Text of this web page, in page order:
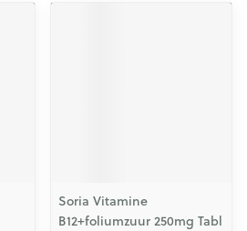
Soria Vitamine
B12+foliumzuur 250mg Tabl